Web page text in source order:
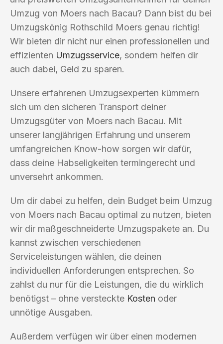
Umzug von Moers nach Bacau? Dann bist du bei
Umzugskönig Rothschild Moers genau richtig!
Wir bieten dir nicht nur einen professionellen und
effizienten Umzugsservice, sondern helfen dir
auch dabei, Geld zu sparen.
Unsere erfahrenen Umzugsexperten kümmern
sich um den sicheren Transport deiner
Umzugsgüter von Moers nach Bacau. Mit
unserer langjährigen Erfahrung und unserem
umfangreichen Know-how sorgen wir dafür,
dass deine Habseligkeiten termingerecht und
unversehrt ankommen.
Um dir dabei zu helfen, dein Budget beim Umzug
von Moers nach Bacau optimal zu nutzen, bieten
wir dir maßgeschneiderte Umzugspakete an. Du
kannst zwischen verschiedenen
Serviceleistungen wählen, die deinen
individuellen Anforderungen entsprechen. So
zahlst du nur für die Leistungen, die du wirklich
benötigst – ohne versteckte Kosten oder
unnötige Ausgaben.
Außerdem verfügen wir über einen modernen